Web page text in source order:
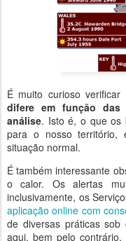
É muito curioso
difere em função das
análise. Isto é, o que os
para o nosso território,
situação normal.
É também interessante
o calor. Os alertas
inclusivamente, os
aplicação online com
de diversas práticas
aqui, bem pelo